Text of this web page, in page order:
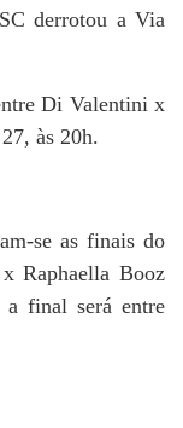
derrotou a Via
Di Valentini x
às 20h.
se as finais do
Raphaella Booz
a final será entre